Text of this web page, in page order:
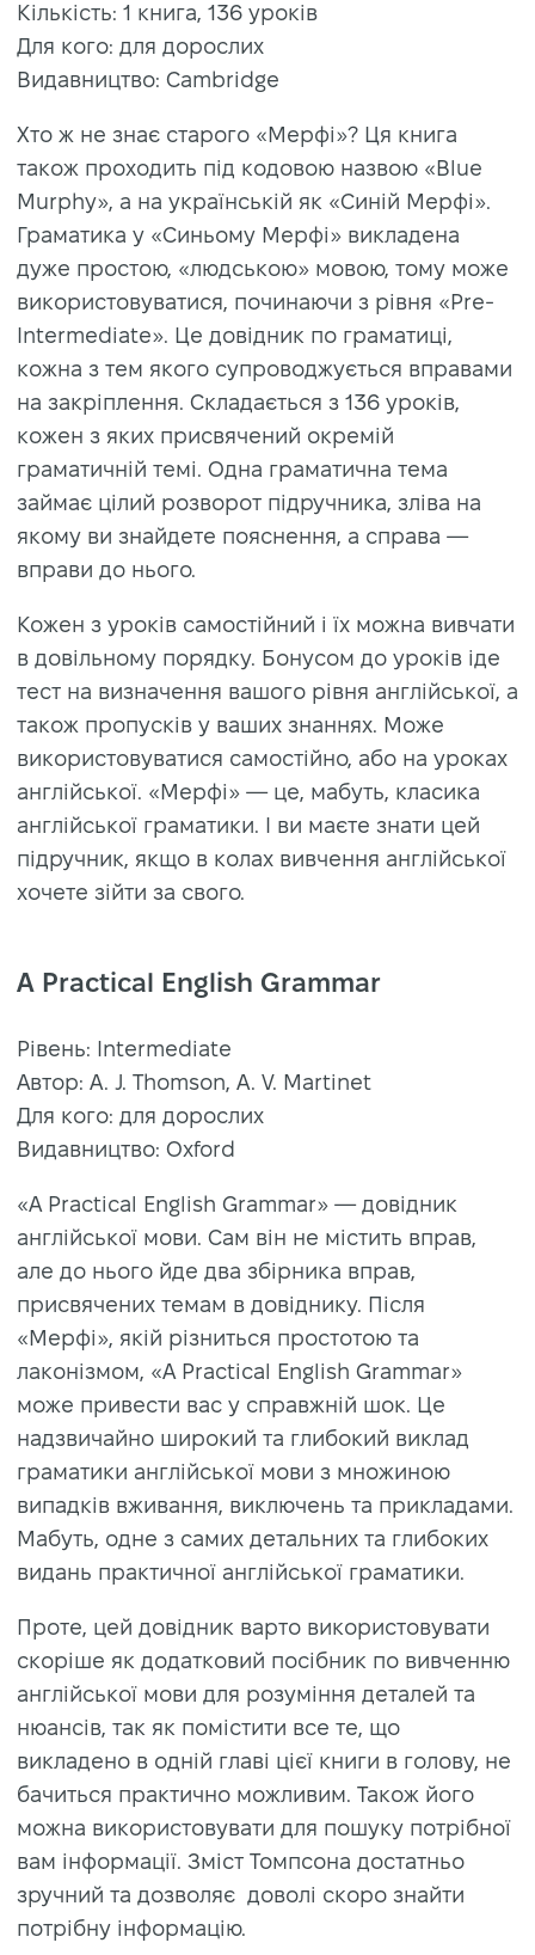
Кількість: 1 книга, 136 уроків
Для кого: для дорослих
Видавництво: Cambridge
Хто ж не знає старого «Мерфі»? Ця книга
також проходить під кодовою назвою «Blue
Murphy», а на українській як «Синій Мерфі».
Граматика у «Синьому Мерфі» викладена
дуже простою, «людською» мовою, тому може
використовуватися, починаючи з рівня «Pre-
Intermediate». Це довідник по граматиці,
кожна з тем якого супроводжується вправами
на закріплення. Складається з 136 уроків,
кожен з яких присвячений окремій
граматичній темі. Одна граматична тема
займає цілий розворот підручника, зліва на
якому ви знайдете пояснення, а справа —
вправи до нього.
Кожен з уроків самостійний і їх можна вивчати
в довільному порядку. Бонусом до уроків іде
тест на визначення вашого рівня англійської, а
також пропусків у ваших знаннях. Може
використовуватися самостійно, або на уроках
англійської. «Мерфі» — це, мабуть, класика
англійської граматики. І ви маєте знати цей
підручник, якщо в колах вивчення англійської
хочете зійти за свого.
A Practical English Grammar
Рівень: Intermediate
Автор: A. J. Thomson, A. V. Martinet
Для кого: для дорослих
Видавництво: Oxford
«A Practical English Grammar» — довідник
англійської мови. Сам він не містить вправ,
але до нього йде два збірника вправ,
присвячених темам в довіднику. Після
«Мерфі», якій різниться простотою та
лаконізмом, «A Practical English Grammar»
може привести вас у справжній шок. Це
надзвичайно широкий та глибокий виклад
граматики англійської мови з множиною
випадків вживання, виключень та прикладами.
Мабуть, одне з самих детальних та глибоких
видань практичної англійської граматики.
Проте, цей довідник варто використовувати
скоріше як додатковий посібник по вивченню
англійської мови для розуміння деталей та
нюансів, так як помістити все те, що
викладено в одній главі цієї книги в голову, не
бачиться практично можливим. Також його
можна використовувати для пошуку потрібної
вам інформації. Зміст Томпсона достатньо
зручний та дозволяє доволі скоро знайти
потрібну інформацію.